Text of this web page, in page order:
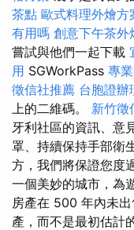
茶點 歐式料理外燴方
有用嗎 創意下午茶外
嘗試與他們一起下載
用 SGWorkPass 專
徵信社推薦 台胞證辦
上的二維碼。 新竹徵
牙利社區的資訊、意
罩、持續保持手部衛
方，我們將保證您度
一個美妙的城市，為
房產在 500 年內未
產，而不是最初估計